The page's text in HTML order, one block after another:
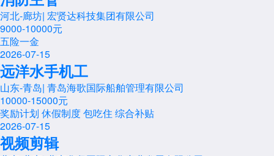
河北-廊坊| 宏贤达科技集团有限公司
9000-10000元
五险一金
2026-07-15
远洋水手机工
山东-青岛| 青岛海歌国际船舶管理有限公司
10000-15000元
奖励计划 休假制度包吃住 综合补贴
2026-07-15
视频剪辑